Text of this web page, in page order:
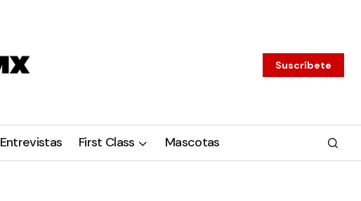
Suscríbete
Entrevistas First Class Mascotas